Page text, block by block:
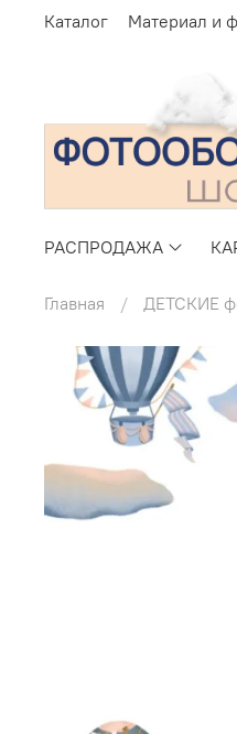
Каталог Материал и
РАСПРОДАЖА
Главная ДЕТСКИЕ